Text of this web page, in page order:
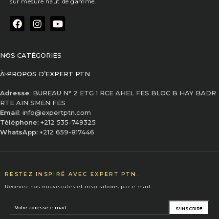
NOS CATÉGORIES
À PROPOS D’EXPERT PTN
Adresse: BUREAU N° 2 ETG 1 RCE AHEL FES BLOC B HAY BADR
RTE AIN SMEN FES
Email: info@expertptn.com
Téléphone: +212 535-749325
WhatsApp: +212 659-817446
RESTEZ INSPIRÉ AVEC EXPERT PTN.
Recevez nos nouveautés et inspirations par e-mail.